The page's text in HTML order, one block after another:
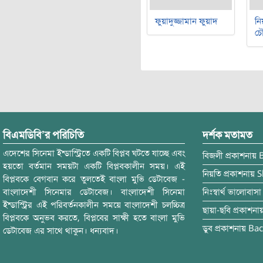
ফুয়াদুজ্জামান ফুয়াদ
বিএমডিবি’র পরিচিতি
এদেশের সিনেমা ইন্ডাস্ট্রিতে একটি বিপ্লব ঘটতে যাচ্ছে এবং
হয়তো বর্তমান সময়টা একটি বিপ্লবকালীন সময়। এই
বিপ্লবকে বেগবান করে তুলতেই বাংলা মুভি ডেটাবেজ -
বাংলাদেশী সিনেমার ডেটাবেজ। বাংলাদেশী সিনেমা
ইন্ডাস্ট্রির এই পরিবর্তনকালীন সময়ে বাংলাদেশী চলচ্চিত্র
বিপ্লবকে অনুভব করতে, বিপ্লবের সাক্ষী হতে বাংলা মুভি
ডেটাবেজ এর সাথে থাকুন। ধন্যবাদ।
দর্শক মতামত
বিজলী প্রকাশনায়
নিয়তি প্রকাশনায়
নিঃস্বার্থ ভালোবাসা
ছায়া-ছবি
ডুব প্রকাশনায়